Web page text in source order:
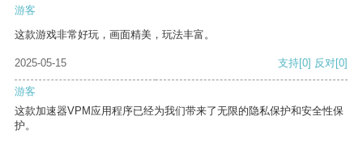
游客
这款游戏非常好玩，画面精美，玩法丰富。
2025-05-15 支持[0] 反对[0]
游客
这款加速器VPM应用程序已经为我们带来了无限的隐私保护和安全性保
护。